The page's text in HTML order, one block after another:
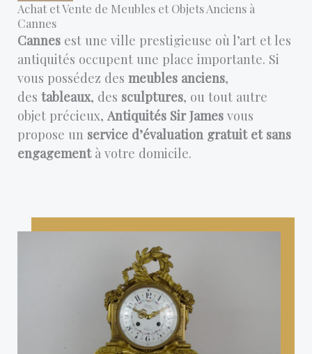
Achat et Vente de Meubles et Objets Anciens à
Cannes
Cannes est une ville prestigieuse où l’art et les
antiquités occupent une place importante. Si
vous possédez des meubles anciens,
des tableaux, des sculptures, ou tout autre
objet précieux, Antiquités Sir James vous
propose un service d’évaluation gratuit et sans
engagementà votre domicile.